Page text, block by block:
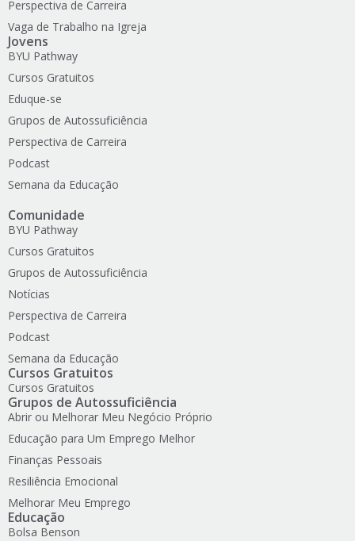
Perspectiva de Carreira
Vaga de Trabalho na Igreja
Jovens
BYU Pathway
Cursos Gratuitos
Eduque-se
Grupos de Autossuficiência
Perspectiva de Carreira
Podcast
Semana da Educação
Comunidade
BYU Pathway
Cursos Gratuitos
Grupos de Autossuficiência
Notícias
Perspectiva de Carreira
Podcast
Semana da Educação
Cursos Gratuitos
Cursos Gratuitos
Grupos de Autossuficiência
Abrir ou Melhorar Meu Negócio Próprio
Educação para Um Emprego Melhor
Finanças Pessoais
Resiliência Emocional
Melhorar Meu Emprego
Educação
Bolsa Benson